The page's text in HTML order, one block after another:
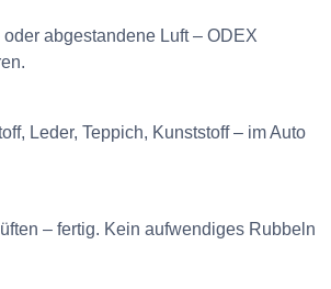
abgestandene Luft – ODEX
Leder, Teppich, Kunststoff – im Auto
– fertig. Kein aufwendiges Rubbeln